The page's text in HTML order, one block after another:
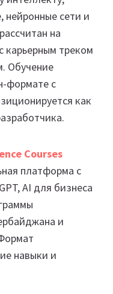
нейронные сети и
на
треком
Обучение
формате с
как
Courses
платформа с
AI для бизнеса
и
навыки и